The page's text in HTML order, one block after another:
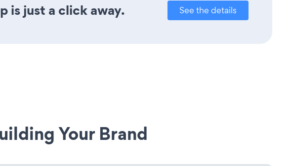
is just a click away. See the details
Your Brand